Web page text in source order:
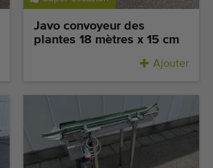
Javo convoyeur des
plantes 18 mètres x 15 cm
Ajouter